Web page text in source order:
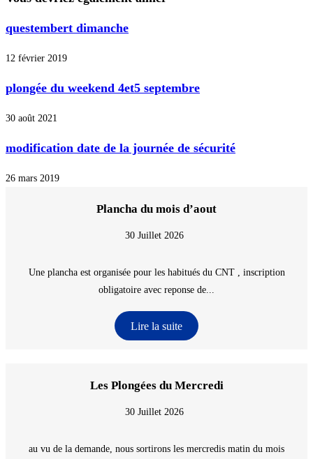
questembert dimanche
12 février 2019
plongée du weekend 4et5 septembre
30 août 2021
modification date de la journée de sécurité
26 mars 2019
Plancha du mois d’aout
30 Juillet 2026
Une plancha est organisée pour les habitués du CNT , inscription
obligatoire avec reponse de...
Lire la suite
Les Plongées du Mercredi
30 Juillet 2026
au vu de la demande, nous sortirons les mercredis matin du mois